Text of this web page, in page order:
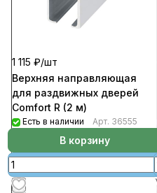
1 115 ₽/шт
Верхняя направляющая
для раздвижных дверей
Comfort R (2 м)
Есть в наличии Арт. 36555
В корзину